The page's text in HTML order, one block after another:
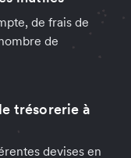
de frais de
de
trésorerie à
devises en